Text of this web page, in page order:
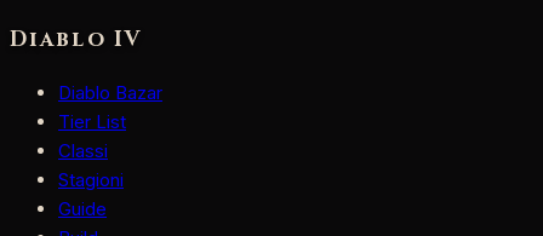
Diablo IV
Diablo Bazar
Tier List
Classi
Stagioni
Guide